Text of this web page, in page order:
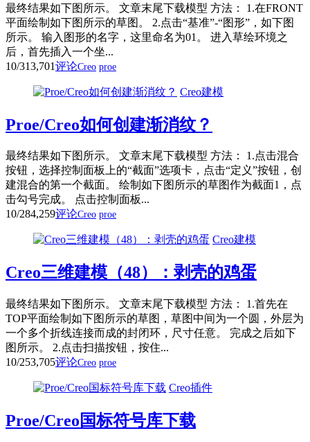
最终结果如下图所示。 文章末尾下载模型 方法： 1.在FRONT
平面绘制如下图所示的草图。 2.点击“基准”-“图形”，如下图
所示。 输入图形的名字，这里命名为01。 进入草绘环境之
后，首先插入一个坐...
10/313,701评论Creo proe
Creo建模
Proe/Creo如何创建渐消纹？
最终结果如下图所示。 文章末尾下载模型 方法： 1.点击混合
按钮，选择控制面板上的“截面”选项卡，点击“定义”按钮，创
建混合的第一个截面。 绘制如下图所示的草图作为截面1，点
击勾号完成。 点击控制面板...
10/284,259评论Creo proe
Creo建模
Creo三维建模（48）：剥壳的鸡蛋
最终结果如下图所示。 文章末尾下载模型 方法： 1.首先在
TOP平面绘制如下图所示的草图，草图中间为一个圆，外层为
一个多个折线连接而成的封闭环，尺寸任意。 完成之后如下
图所示。 2.点击扫描按钮，按住...
10/253,705评论Creo proe
Creo插件
Proe/Creo国标符号库下载